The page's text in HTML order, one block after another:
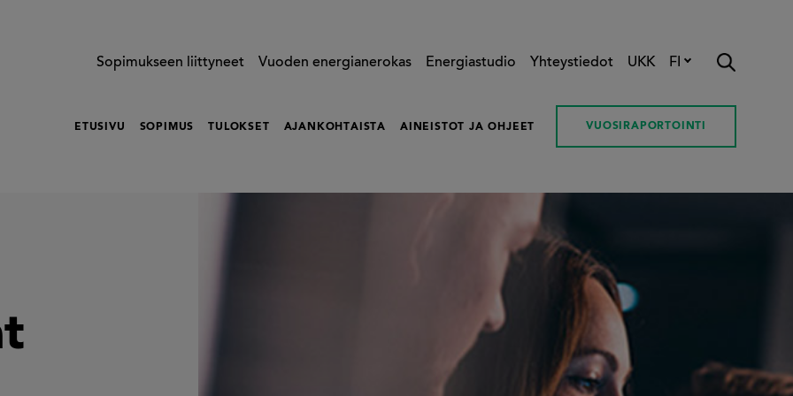
Sopimukseen liittyneet Vuoden energianerokas Energiastudio Yhteystiedot UKK FI
ETUSIVU SOPIMUS TULOKSET AJANKOHTAISTA AINEISTOT JA OHJEET VUOSIRAPORTOINTI